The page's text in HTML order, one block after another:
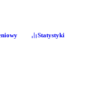
Statystyki